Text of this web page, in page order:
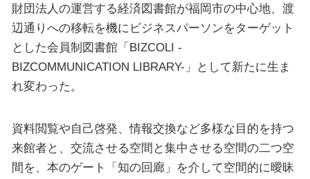
財団法人の運営する経済図書館が福岡市の中心地、渡
辺通りへの移転を機にビジネスパーソンをターゲット
とした会員制図書館「BIZCOLI -
BIZCOMMUNICATION LIBRARY-」として新たに生ま
れ変わった。
資料閲覧や自己啓発、情報交換など多様な目的を持つ
来館者と、交流させる空間と集中させる空間の二つ空
間を、本のゲート「知の回廊」を介して空間的に曖昧